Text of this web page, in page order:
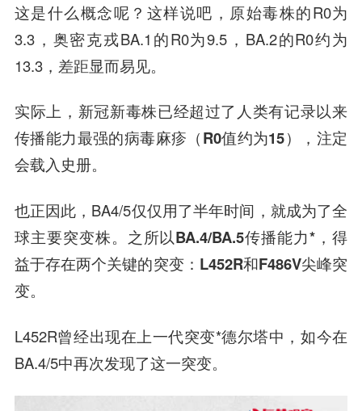
这是什么概念呢？这样说吧，原始毒株的R0为
3.3，奥密克戎BA.1的R0为9.5，BA.2的R0约为
13.3，差距显而易见。
实际上， 新冠新毒株已经超过了人类有记录以来
传播能力最强的病毒麻疹（R0值约为15），注定
会载入史册。
也正因此，BA4/5仅仅用了半年时间，就成为了全
球主要突变株。 之所以BA.4/BA.5传播能力*，得
益于存在两个关键的突变：L452R和F486V尖峰突
变。
L452R曾经出现在上一代突变*德尔塔中，如今在
BA.4/5中再次发现了这一突变。